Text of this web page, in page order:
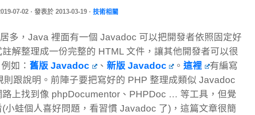
07-02 · 發表於 2013-03-19 · 技術相關
多，Java 裡面有一個 Javadoc 可以把開發者依照固定好
解整理成一份完整的 HTML 文件，讓其他開發者可以很
如： 舊版 Javadoc 、 新版 Javadoc 。這裡
有編寫
跟說明。前陣子要把寫好的 PHP 整理成類似 Javadoc
路上找到像 phpDocumentor、PHPDoc … 等工具，但覺
小蛙個人喜好問題，看習慣 Javadoc 了)，這篇文章很簡